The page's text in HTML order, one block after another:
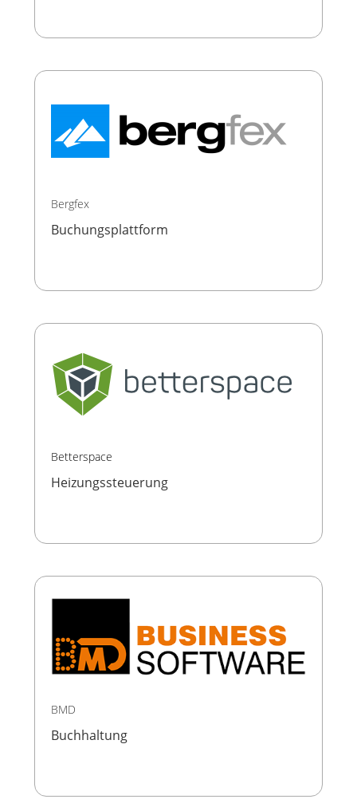
Bergfex
Buchungsplattform
Betterspace
Heizungssteuerung
BMD
Buchhaltung